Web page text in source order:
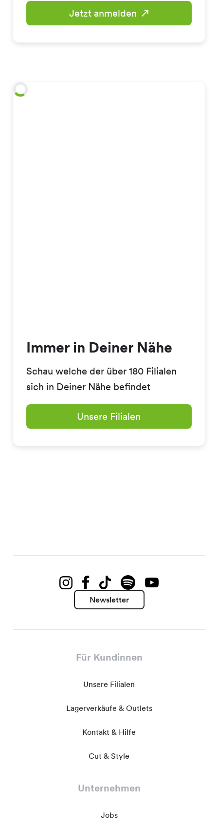
Jetzt anmelden
Immer in Deiner Nähe
Schau welche der über 180 Filialen
sich in Deiner Nähe befindet
Unsere Filialen
Newsletter
Für Kundinnen
Unsere Filialen
Lagerverkäufe & Outlets
Kontakt & Hilfe
Cut & Style
Unternehmen
Jobs